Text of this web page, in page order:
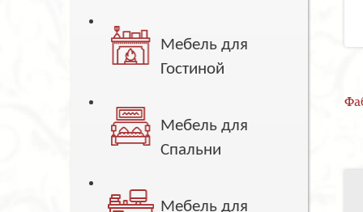
Мебель для
Гостиной
Мебель для
Спальни
Мебель для